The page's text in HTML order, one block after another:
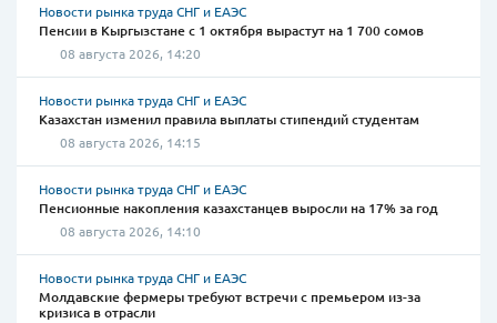
Новости рынка труда СНГ и ЕАЭС
Пенсии в Кыргызстане с 1 октября вырастут на 1 700 сомов
08 августа 2026, 14:20
Новости рынка труда СНГ и ЕАЭС
Казахстан изменил правила выплаты стипендий студентам
08 августа 2026, 14:15
Новости рынка труда СНГ и ЕАЭС
Пенсионные накопления казахстанцев выросли на 17% за год
08 августа 2026, 14:10
Новости рынка труда СНГ и ЕАЭС
Молдавские фермеры требуют встречи с премьером из-за
кризиса в отрасли